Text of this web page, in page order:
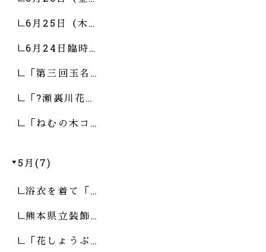
6月25日（木…
6月24日臨時…
「第三回玉名…
「?瀬裏川花…
「ねむの木コ…
5月(7)
浴衣を着て「…
熊本県立装飾…
「花しょうぶ…